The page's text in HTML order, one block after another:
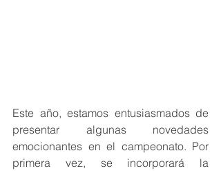
Este año, estamos entusiasmados de
presentar algunas novedades
emocionantes en el campeonato. Por
primera vez, se incorporará la